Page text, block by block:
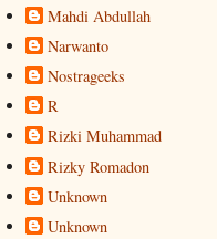
Mahdi Abdullah
Narwanto
Nostrageeks
R
Rizki Muhammad
Rizky Romadon
Unknown
Unknown